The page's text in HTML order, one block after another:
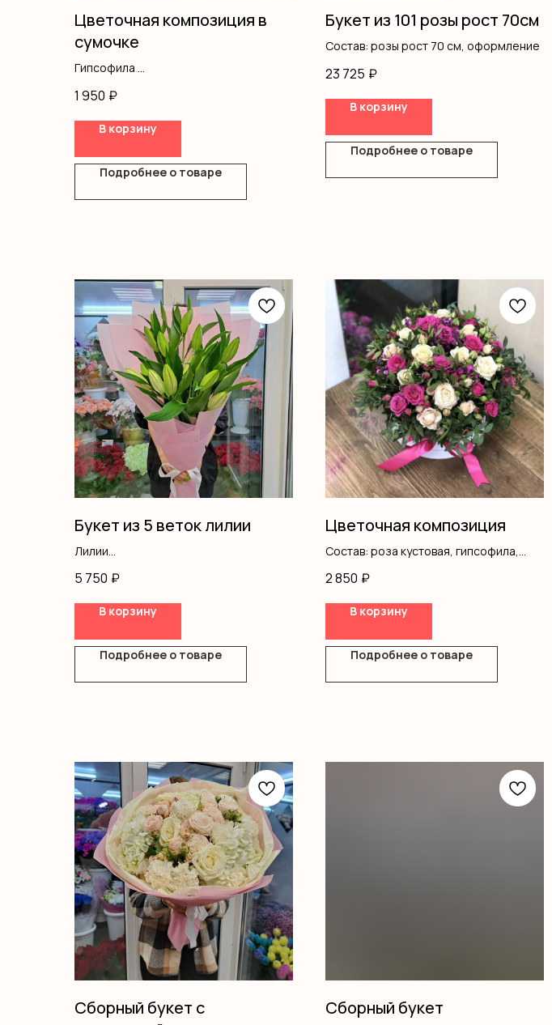
Цветочная композиция в
сумочке
Гипсофила
Сумочка
1 950 ₽
В корзину
Подробнее о товаре
Букет из 101 розы рост 70см
Состав: розы рост 70 см, оформление
23 725 ₽
В корзину
Подробнее о товаре
Букет из 5 веток лилии
Лилии
5 750 ₽
В корзину
Подробнее о товаре
Цветочная композиция
Состав: роза кустовая, гипсофила,
2 850 ₽
В корзину
Подробнее о товаре
Сборный букет с
Сборный букет